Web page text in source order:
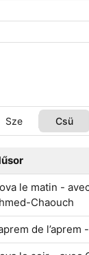
Sze Csü
le matin -
Chaouch
de